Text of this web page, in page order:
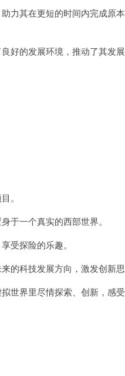
其在更短的时间内完成原
的发展环境，推动了其发展
。
一个真实的西部世界。
受探险的乐趣。
科技发展方向，激发创新思
界里尽情探索、创新，感受